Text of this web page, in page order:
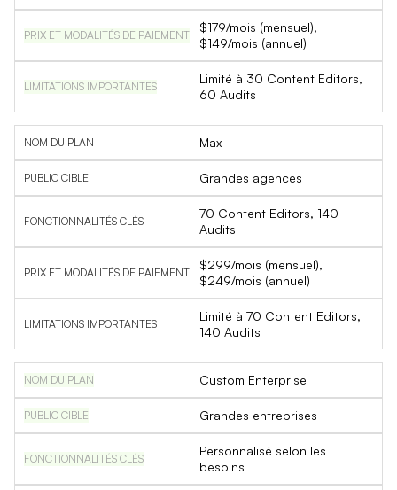
$179/mois (mensuel),
$149/mois (annuel)
Limité à 30 Content Editors,
60 Audits
Max
Grandes agences
70 Content Editors, 140
Audits
$299/mois (mensuel),
$249/mois (annuel)
Limité à 70 Content Editors,
140 Audits
Custom Enterprise
Grandes entreprises
Personnalisé selon les
besoins